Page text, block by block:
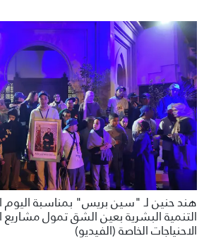
هند حنين لـ "سين بريس" بمناسبة اليوم
التنمية البشرية بعين الشق تمول
الاحنياجات الخاصة (الفيديو)